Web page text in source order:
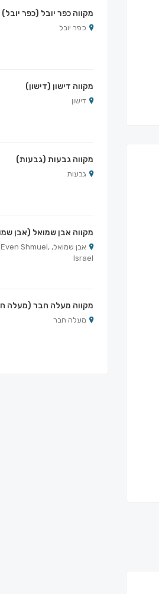
מקווה כפר יובל (כפר יובל)
כפר יובל
מקווה דישון (דישון)
דישון
מקווה גבעות (גבעות)
גבעות
מקווה אבן שמואל (אבן
אבן שמואל, Even Shmuel,
Israel
מקווה מעלה חבר (מעלה
מעלה חבר